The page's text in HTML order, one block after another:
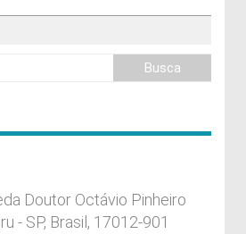
Doutor Octávio Pinheiro
- SP, Brasil, 17012-901